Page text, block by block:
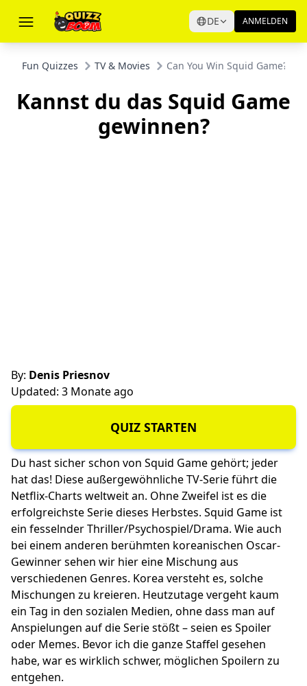
DE ANMELDEN
Fun Quizzes TV & Movies Can You Win Squid Game?
Kannst du das Squid Game
gewinnen?
By: Denis Priesnov
Updated: 3 Monate ago
QUIZ STARTEN
Du hast sicher schon von Squid Game gehört; jeder
hat das! Diese außergewöhnliche TV-Serie führt die
Netflix-Charts weltweit an. Ohne Zweifel ist es die
erfolgreichste Serie dieses Herbstes. Squid Game ist
ein fesselnder Thriller/Psychospiel/Drama. Wie auch
bei einem anderen berühmten koreanischen Oscar-
Gewinner sehen wir hier eine Mischung aus
verschiedenen Genres. Korea versteht es, solche
Mischungen zu kreieren. Heutzutage vergeht kaum
ein Tag in den sozialen Medien, ohne dass man auf
Anspielungen auf die Serie stößt – seien es Spoiler
oder Memes. Bevor ich die ganze Staffel gesehen
habe, war es wirklich schwer, möglichen Spoilern zu
entgehen.